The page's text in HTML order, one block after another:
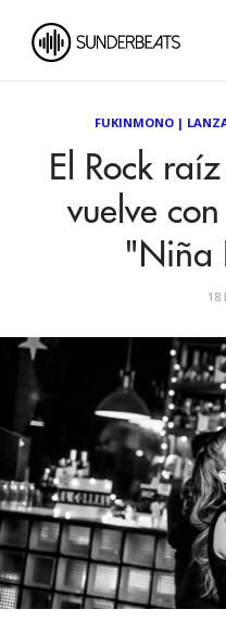
FUKINMONO|
El Rock
vuelve
"Niña
18